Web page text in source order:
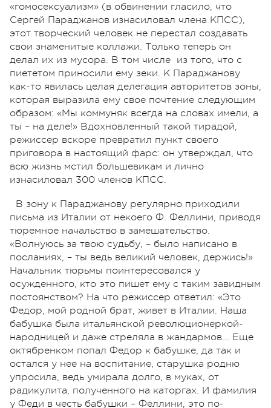
«гомосексуализм» (в обвинении гласило, что
Сергей Параджанов изнасиловал члена КПСС),
этот творческий человек не перестал создавать
свои знаменитые коллажи. Только теперь он
делал их из мусора. В том числе из того, что с
пиететом приносили ему зеки. К Параджанову
как-то явилась целая делегация авторитетов зоны,
которая выразила ему свое почтение следующим
образом: «Мы коммуняк всегда на словах имели, а
ты – на деле!» Вдохновленный такой тирадой,
режиссер вскоре превратил пункт своего
приговора в настоящий фарс: он утверждал, что
всю жизнь мстил большевикам и лично
изнасиловал 300 членов КПСС.
В зону к Параджанову регулярно приходили
письма из Италии от некоего Ф. Феллини, приводя
тюремное начальство в замешательство.
«Волнуюсь за твою судьбу, – было написано в
посланиях, – ты ведь великий человек, держись!»
Начальник тюрьмы поинтересовался у
осужденного, кто это пишет ему с таким завидным
постоянством? На что режиссер ответил: «Это
Федор, мой родной брат, живет в Италии. Наша
бабушка была итальянской революционеркой-
народницей и даже стреляла в жандармов... Еще
октябренком попал Федор к бабушке, да так и
остался у нее на воспитание, старушка родню
упросила, ведь умирала долго, в муках, от
радикулита, полученного на каторгах. И фамилия
у Феди в честь бабушки – Феллини, это по-